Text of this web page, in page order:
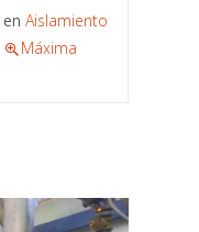
en Aislamiento
Máxima